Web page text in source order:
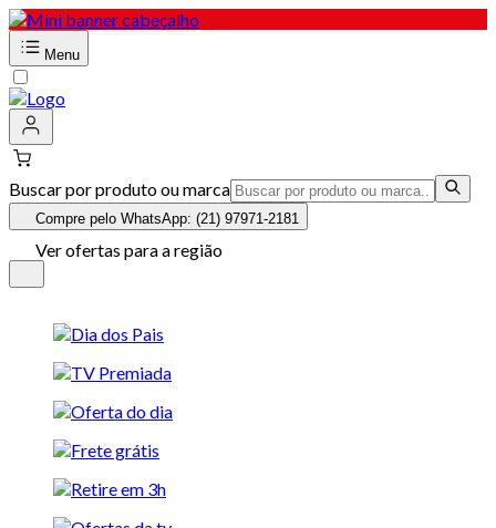
Menu
Buscar por produto ou marca
Compre pelo WhatsApp: (21) 97971-2181
Ver ofertas para a região